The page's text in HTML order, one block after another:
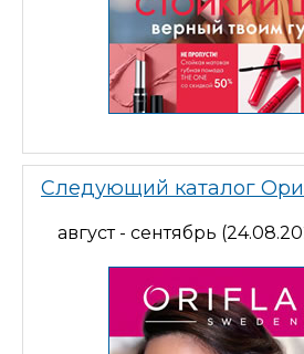
Следующий каталог
август - сентябрь